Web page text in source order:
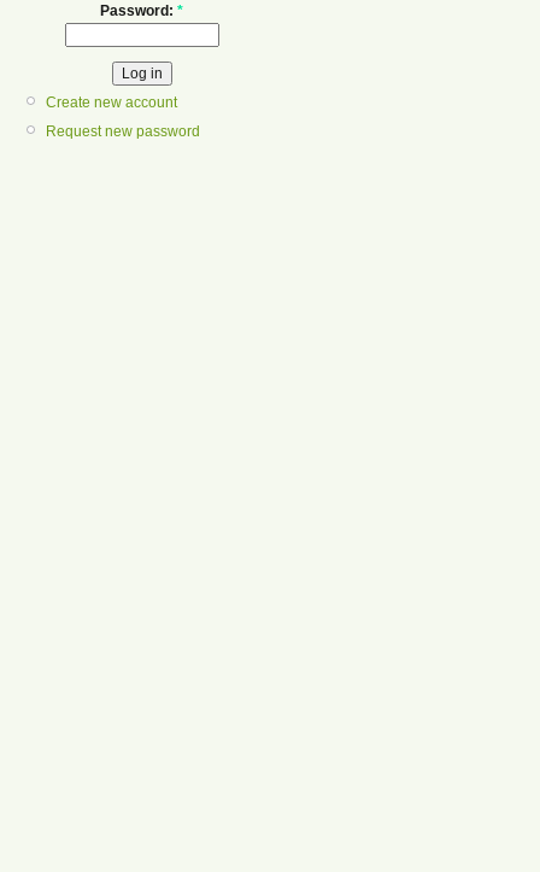
Password: *
Create new account
Request new password